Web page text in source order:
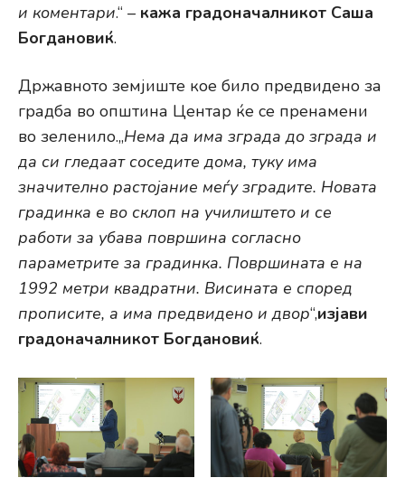
и коментари.“ – кажа градоначалникот Саша
Богдановиќ.
Државното земјиште кое било предвидено за
градба во општина Центар ќе се пренамени
во зеленило.„Нема да има зграда до зграда и
да си гледаат соседите дома, туку има
значително растојание меѓу зградите. Новата
градинка е во склоп на училиштето и се
работи за убава површина согласно
параметрите за градинка. Површината е на
1992 метри квадратни. Висината е според
прописите, а има предвидено и двор“,изјави
градоначалникот Богдановиќ.